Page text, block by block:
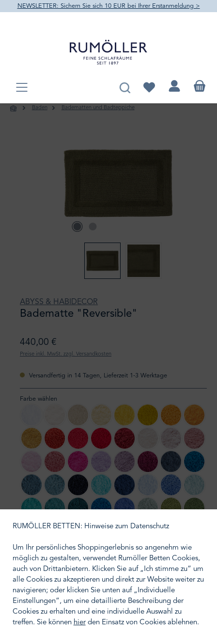
springen
NEWSLETTER: Sichern Sie sich 10 EUR bei Ihrer Erstanmeldung >
Du hast 0 Produkte
Baden Badematten und Badteppiche
ABYSS & HABIDECOR
Badematte "Reversible"
440,00 €
Preise inkl. MwSt. zzgl. Versandkosten
Versandfertig in 14 Tagen, Lieferzeit 1-3 Werktage
Farbe wählen
103 Ivory 101 Ecru 803 Popcorn830 Banane278 Yuzu 870 Curcuma
614
850 Safran638 Chili 579 Viva Magenta
564 Carmin578 Canyon 518 Primrose
515
501 Pink Lady573 Flamingo570 Happy Pink
430 Lupin 440 Orchid514 Baton Rouge
307 Denim
336
306 Bluestone309 Atlantic314 Navy370 Turquoise332 Cadette Blue
330 Powder Blue
364 Regatta235 Ice
840 Gold716 Croissant737 Caramel771 Funghi711 Taupe795 Mustang992 Platinum
950
930 Perle940 Atmosphere
920 Gris 997 Volcan990 Black
Größe wählen auswählen
RUMÖLLER BETTEN: Hinweise zum Datenschutz
Um Ihr persönliches Shoppingerlebnis so angenehm wie
möglich zu gestalten, verwendet Rumöller Betten Cookies,
auch von Drittanbietern. Klicken Sie auf „Ich stimme zu“ um
alle Cookies zu akzeptieren und direkt zur Website weiter zu
navigieren; oder klicken Sie unten auf „Individuelle
Einstellungen“, um eine detaillierte Beschreibung der
Cookies zu erhalten und eine individuelle Auswahl zu
treffen. Sie können hierden Einsatz von Cookies ablehnen.